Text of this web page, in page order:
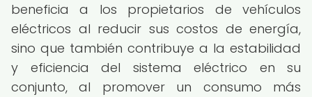
beneficia a los propietarios de vehículos
eléctricos al reducir sus costos de energía,
sino que también contribuye a la estabilidad
y eficiencia del sistema eléctrico en su
conjunto, al promover un consumo más